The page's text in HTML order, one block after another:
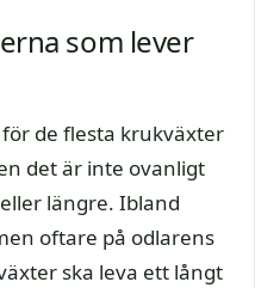
som lever
de flesta krukväxter
det är inte ovanligt
längre. Ibland
oftare på odlarens
ska leva ett långt